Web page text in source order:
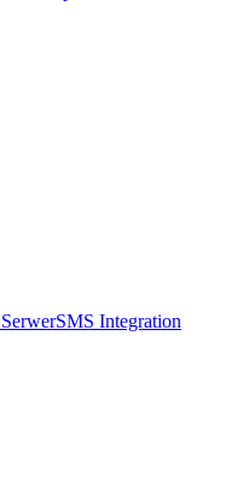
SerwerSMS Integration